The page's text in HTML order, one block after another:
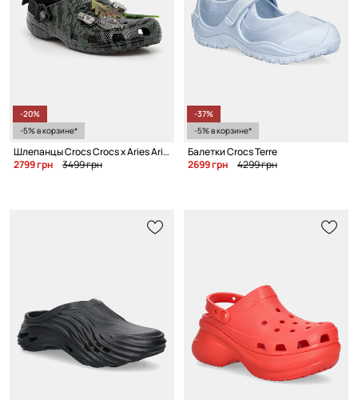
-20%
-5% в корзине*
Шлепанцы Crocs Crocs x Aries Arise
2799 грн
3499 грн
-37%
-5% в корзине*
Балетки Crocs Terre
2699 грн
4299 грн